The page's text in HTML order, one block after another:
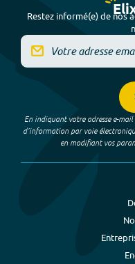
Restez informé(e) de nos
En indiquant votre adresse e-
d’information par voie
en modifiant vos